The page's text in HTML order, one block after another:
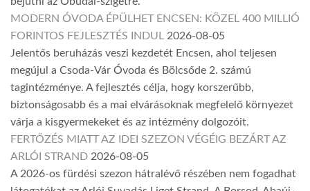
MODERN ÓVODA ÉPÜLHET ENCSEN: KÖZEL 400 MILLIÓ
FORINTOS FEJLESZTÉS INDUL 2026-08-05
Jelentős beruházás veszi kezdetét Encsen, ahol teljesen
megújul a Csoda-Vár Óvoda és Bölcsőde 2. számú
tagintézménye. A fejlesztés célja, hogy korszerűbb,
biztonságosabb és a mai elvárásoknak megfelelő környezet
várja a kisgyermekeket és az intézmény dolgozóit.
FERTŐZÉS MIATT AZ IDEI SZEZON VÉGÉIG BEZÁRT AZ
ARLÓI STRAND 2026-08-05
A 2026-os fürdési szezon hátralévő részében nem fogadhat